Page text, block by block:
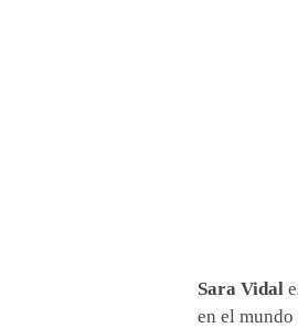
Sara Vidal
en el mundo